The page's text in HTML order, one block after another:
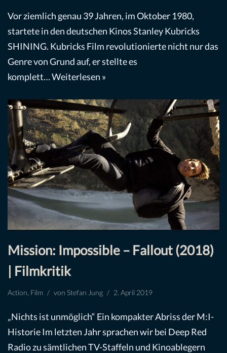
Vor ziemlich genau 39 Jahren, im Oktober 1980,
startete in den deutschen Kinos Stanley Kubricks
SHINING. Kubricks Film revolutionierte nicht nur das
Genre von Grund auf, er stellte es
komplett…Weiterlesen »
Mission: Impossible – Fallout (2018)
| Filmkritik
Action Film von Stefan Jung 2. April 2019
„Nichts ist unmöglich“ Ein kompakter Abriss der M:I-
Historie Im letzten Jahr sprachen wir bei Deep Red
Radio zu sämtlichen TV-Staffeln und Kinoablegern